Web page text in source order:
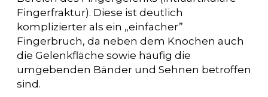
Fingerfraktur). Diese ist deutlich
komplizierter als ein „einfacher”
Fingerbruch, da neben dem Knochen auch
die Gelenkfläche sowie häufig die
umgebenden Bänder und Sehnen betroffen
sind.